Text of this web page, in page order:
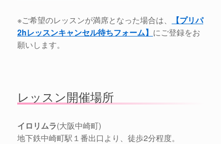
※ご希望のレッスンが満席となった場合は、
【プリパ
2hレッスンキャンセル待ちフォーム】 にご登録をお
願いします。
レッスン開催場所
イロリムラ(大阪中崎町)
地下鉄中崎町駅１番出口より、徒歩2分程度。